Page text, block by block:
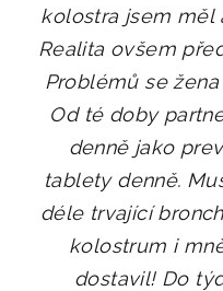
kolostra jsem měl
Realita ovšem
Problémů se
Od té doby
denně jako
tablety denně.
déle trvající
kolostrum i
dostavil! Do